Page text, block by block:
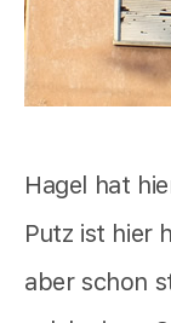
Hagel hat
Putz ist hier
aber schon